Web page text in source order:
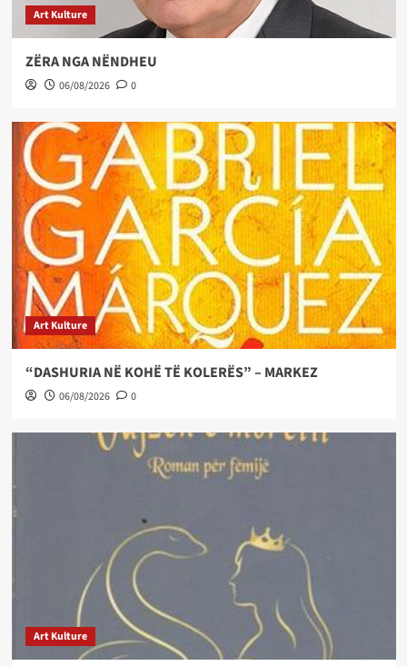
Art Kulture
ZËRA NGA NËNDHEU
06/08/2026 0
Art Kulture
“DASHURIA NË KOHË TË KOLERËS” – MARKEZ
06/08/2026 0
Art Kulture